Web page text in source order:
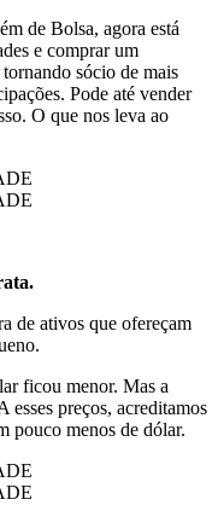
de Bolsa, agora está
e comprar um
sócio de mais
Pode até vender
O que nos leva ao
de ativos que ofereçam
ficou menor. Mas a
esses preços, acreditamos
pouco menos de dólar.